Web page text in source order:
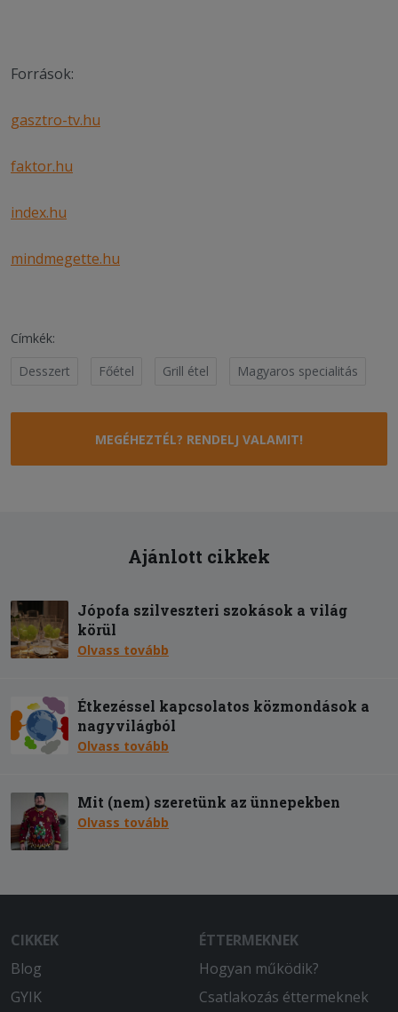
Források:
gasztro-tv.hu
faktor.hu
index.hu
mindmegette.hu
Címkék:
Desszert
Főétel Grill étel Magyaros specialitás
MEGÉHEZTÉL? RENDELJ VALAMIT!
Ajánlott cikkek
Jópofa szilveszteri szokások a világ
körül
Olvass tovább
Étkezéssel kapcsolatos közmondások a
nagyvilágból
Olvass tovább
Mit (nem) szeretünk az ünnepekben
Olvass tovább
CIKKEK
Blog
GYIK
ÉTTERMEKNEK
Hogyan működik?
Csatlakozás éttermeknek